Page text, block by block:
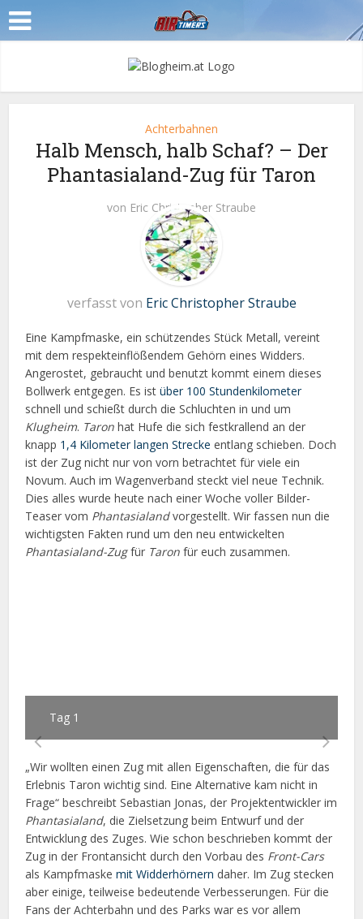
Achterbahnen
Halb Mensch, halb Schaf? – Der
Phantasialand-Zug für Taron
von Eric Christopher Straube
verfasst von Eric Christopher Straube
Eine Kampfmaske, ein schützendes Stück Metall, vereint
mit dem respekteinflößendem Gehörn eines Widders.
Angerostet, gebraucht und benutzt kommt einem dieses
Bollwerk entgegen. Es istüber 100 Stundenkilometer
schnell und schießt durch die Schluchten in und um
Klugheim. Taron hat Hufe die sich festkrallend an der
knapp 1,4 Kilometer langen Strecke entlang schieben. Doch
ist der Zug nicht nur von vorn betrachtet für viele ein
Novum. Auch im Wagenverband steckt viel neue Technik.
Dies alles wurde heute nach einer Woche voller Bilder-
Teaser vom Phantasialandvorgestellt. Wir fassen nun die
wichtigsten Fakten rund um den neu entwickelten
Phantasialand-Zugfür Taron für euch zusammen.
Tag 1
„Wir wollten einen Zug mit allen Eigenschaften, die für das
Erlebnis Taron wichtig sind. Eine Alternative kam nicht in
Frage“ beschreibt Sebastian Jonas, der Projektentwickler im
Phantasialand, die Zielsetzung beim Entwurf und der
Entwicklung des Zuges. Wie schon beschrieben kommt der
Zug in der Frontansicht durch den Vorbau des Front-Cars
als Kampfmaskemit Widderhörnern daher. Im Zug stecken
aber einige, teilweise bedeutende Verbesserungen. Für die
Fans der Achterbahn und des Parks war es vor allem